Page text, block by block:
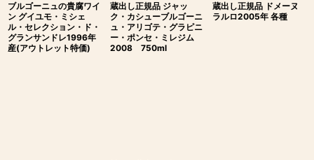
ブルゴーニュの貴腐ワイ
ン グイユモ・ミシェ
ル・セレクション・ド・
グランサンドレ1996年
産(アウトレット特価)
蔵出し正規品 ジャッ
ク・カシューブルゴーニ
ュ・アリゴテ・グラピニ
ー・ポンセ・ミレジム
2008 750ml
蔵出し正規品 ドメーヌ
ラルロ2005年 各種